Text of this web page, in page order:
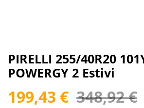
PIRELLI 255/40R20
POWERGY 2 Estivi
199,43 € 348,92 €